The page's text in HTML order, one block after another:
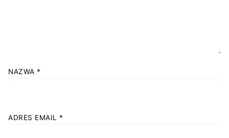
NAZWA *
ADRES EMAIL *